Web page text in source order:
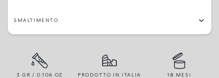
SMALTIMENTO
3 GR / 0.106 OZ PRODOTTO IN ITALIA 18 MESI